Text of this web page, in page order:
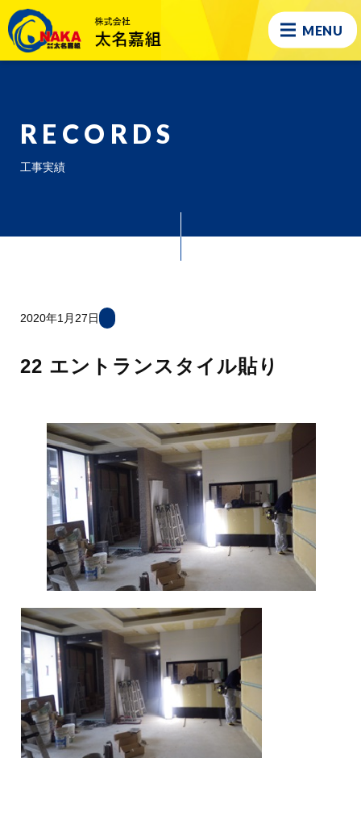
MENU
RECORDS
工事実績
2020年1月27日
22 エントランスタイル貼り